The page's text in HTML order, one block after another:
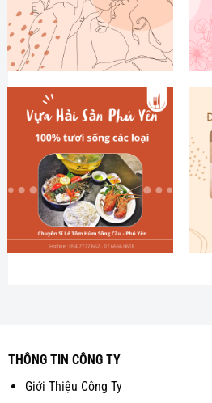
THÔNG TIN CÔNG TY
Giới Thiệu Công Ty